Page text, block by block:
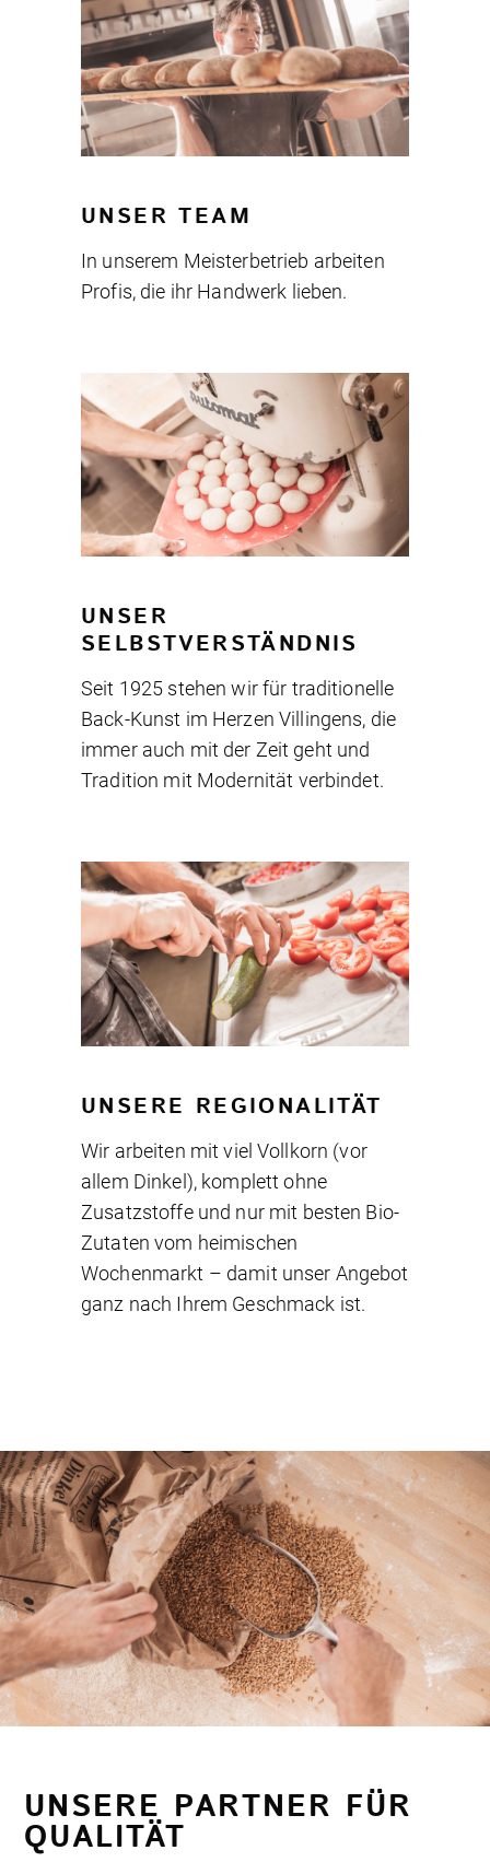
UNSER TEAM
In unserem Meisterbetrieb arbeiten
Profis, die ihr Handwerk lieben.
UNSER
SELBSTVERSTÄNDNIS
Seit 1925 stehen wir für traditionelle
Back-Kunst im Herzen Villingens, die
immer auch mit der Zeit geht und
Tradition mit Modernität verbindet.
UNSERE REGIONALITÄT
Wir arbeiten mit viel Vollkorn (vor
allem Dinkel), komplett ohne
Zusatzstoffe und nur mit besten Bio-
Zutaten vom heimischen
Wochenmarkt – damit unser Angebot
ganz nach Ihrem Geschmack ist.
UNSERE PARTNER FÜR
QUALITÄT